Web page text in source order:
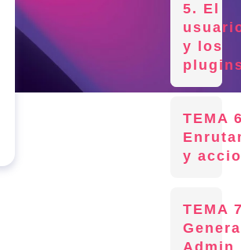
5. El
y los
TEMA
y
TEMA
Admin